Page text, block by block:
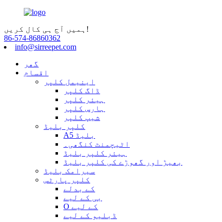
ہمیں آج ہی کال کریں!
86-574-86860362
info@sirreepet.com
گھر
اقسام
اینیمل کلپر
ڈاگ کلپر
ہیئر کلپر
ہارس کلپر
شیپ کلپر
کلپر بلیڈ
A5 بلیڈ
اٹیچمنٹ کنگھی۔
ہیئر کلپر بلیڈ
بھیڑ اور گھوڑے کی کلپر بلیڈ
سیرامک ​​بلیڈ
کلپر پارٹس
کے بدلے
بی کے لیے
O کے لیے
ڈبلیو کے لیے